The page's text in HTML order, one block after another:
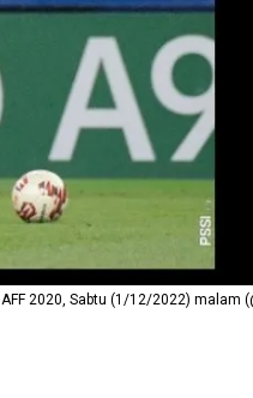
2020, Sabtu (1/12/2022) malam